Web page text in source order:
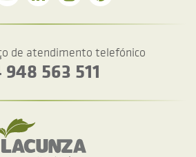
de atendimento telefónico
948 563 511